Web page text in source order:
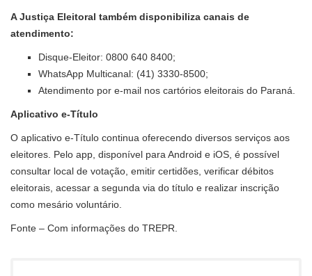
A Justiça Eleitoral também disponibiliza canais de
atendimento:
Disque-Eleitor: 0800 640 8400;
WhatsApp Multicanal: (41) 3330-8500;
Atendimento por e-mail nos cartórios eleitorais do Paraná.
Aplicativo e-Título
O aplicativo e-Título continua oferecendo diversos serviços aos
eleitores. Pelo app, disponível para Android e iOS, é possível
consultar local de votação, emitir certidões, verificar débitos
eleitorais, acessar a segunda via do título e realizar inscrição
como mesário voluntário.
Fonte – Com informações do TREPR.